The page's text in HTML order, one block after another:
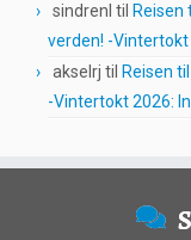
sindrenl til Reisen
verden! -Vintertokt
akselrj til Reisen
-Vintertokt 2026: